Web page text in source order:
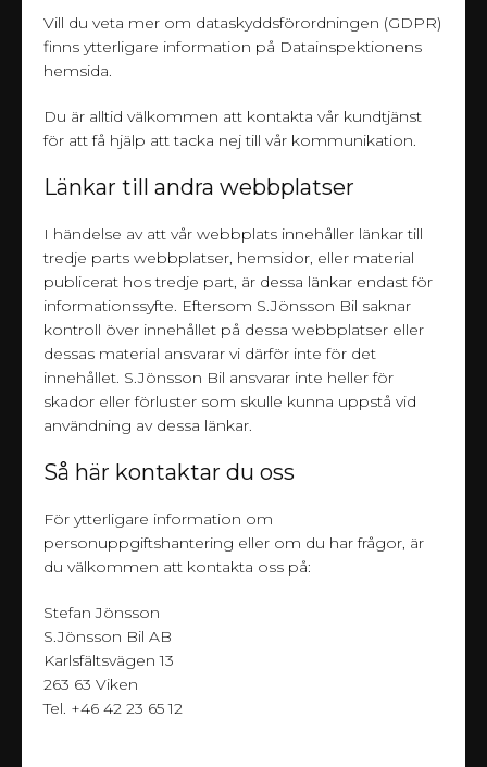
Vill du veta mer om dataskyddsförordningen (GDPR)
finns ytterligare information på Datainspektionens
hemsida.
Du är alltid välkommen att kontakta vår kundtjänst
för att få hjälp att tacka nej till vår kommunikation.
Länkar till andra webbplatser
I händelse av att vår webbplats innehåller länkar till
tredje parts webbplatser, hemsidor, eller material
publicerat hos tredje part, är dessa länkar endast för
informationssyfte. Eftersom S.Jönsson Bil saknar
kontroll över innehållet på dessa webbplatser eller
dessas material ansvarar vi därför inte för det
innehållet. S.Jönsson Bil ansvarar inte heller för
skador eller förluster som skulle kunna uppstå vid
användning av dessa länkar.
Så här kontaktar du oss
För ytterligare information om
personuppgiftshantering eller om du har frågor, är
du välkommen att kontakta oss på:
Stefan Jönsson
S.Jönsson Bil AB
Karlsfältsvägen 13
263 63 Viken
Tel. +46 42 23 65 12